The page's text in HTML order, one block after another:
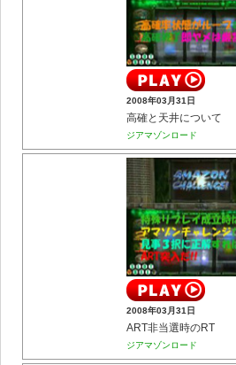
2008年03月31日
高確と天井について
ジアマゾンロード
2008年03月31日
ART非当選時のRT
ジアマゾンロード